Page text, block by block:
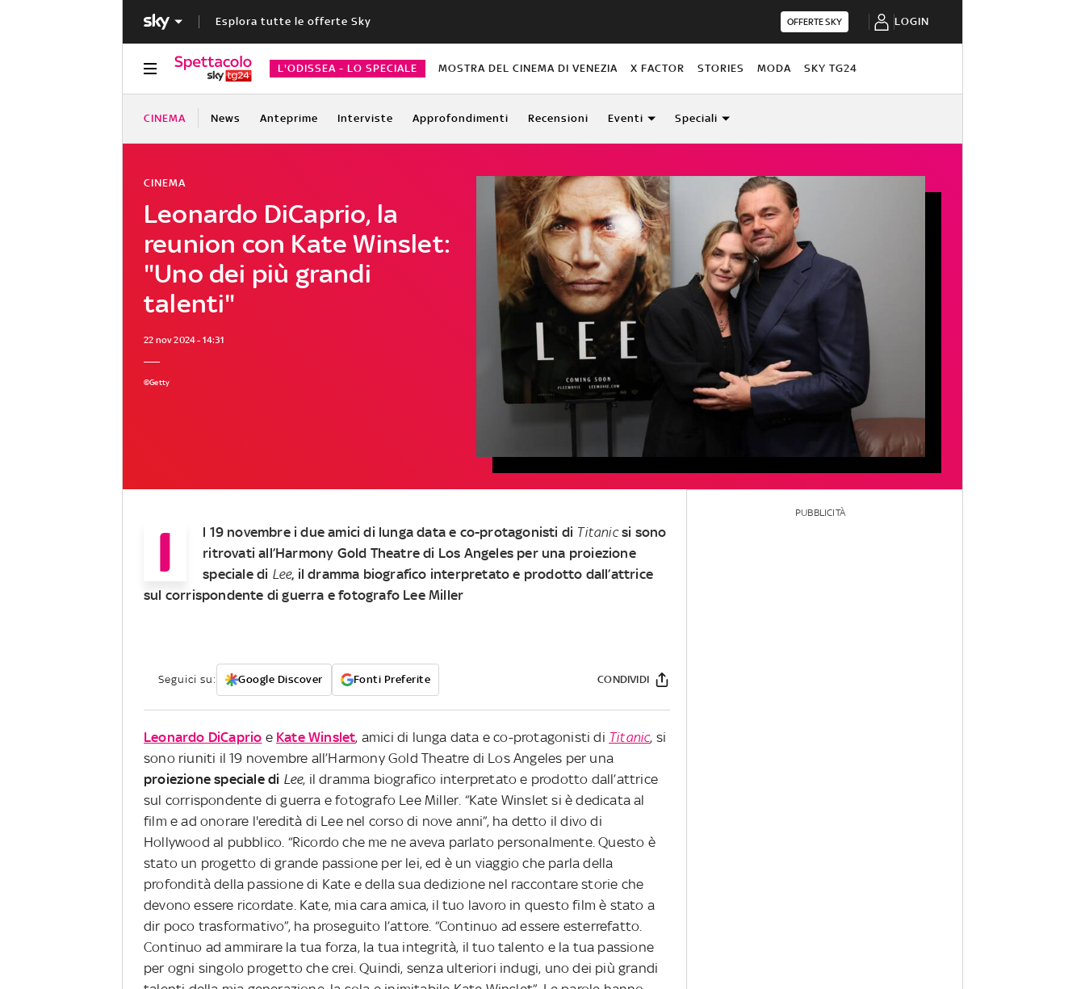
Esplora tutte le offerte Sky OFFERTE SKY LOGIN
L'ODISSEA - LO SPECIALE MOSTRA DEL CINEMA DI VENEZIA X FACTOR STORIES MODA SKY TG24
CINEMA News Anteprime Interviste Approfondimenti Recensioni Eventi Speciali
Leonardo DiCaprio, la
reunion con Kate Winslet:
"Uno dei più grandi
talenti"
CINEMA
22 nov 2024 - 14:31
©Getty
I l 19 novembre i due amici di lunga data e co-protagonisti di Titanicsi sono
ritrovati all’Harmony Gold Theatre di Los Angeles per una proiezione
speciale di Lee, il dramma biografico interpretato e prodotto dall’attrice
sul corrispondente di guerra e fotografo Lee Miller
Seguici su: Google Discover Fonti Preferite CONDIVIDI
Leonardo DiCaprio e Kate Winslet, amici di lunga data e co-protagonisti di Titanic, si
sono riuniti il 19 novembre all’Harmony Gold Theatre di Los Angeles per una
proiezione speciale di Lee, il dramma biografico interpretato e prodotto dall’attrice
sul corrispondente di guerra e fotografo Lee Miller. “Kate Winslet si è dedicata al
film e ad onorare l'eredità di Lee nel corso di nove anni”, ha detto il divo di
Hollywood al pubblico. “Ricordo che me ne aveva parlato personalmente. Questo è
stato un progetto di grande passione per lei, ed è un viaggio che parla della
profondità della passione di Kate e della sua dedizione nel raccontare storie che
devono essere ricordate. Kate, mia cara amica, il tuo lavoro in questo film è stato a
dir poco trasformativo”, ha proseguito l’attore. “Continuo ad essere esterrefatto.
Continuo ad ammirare la tua forza, la tua integrità, il tuo talento e la tua passione
per ogni singolo progetto che crei. Quindi, senza ulteriori indugi, uno dei più grandi
PUBBLICITÀ